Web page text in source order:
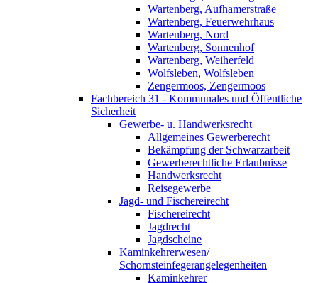
Wartenberg, Aufhamerstraße
Wartenberg, Feuerwehrhaus
Wartenberg, Nord
Wartenberg, Sonnenhof
Wartenberg, Weiherfeld
Wolfsleben, Wolfsleben
Zengermoos, Zengermoos
Fachbereich 31 - Kommunales und Öffentliche
Sicherheit
Gewerbe- u. Handwerksrecht
Allgemeines Gewerberecht
Bekämpfung der Schwarzarbeit
Gewerberechtliche Erlaubnisse
Handwerksrecht
Reisegewerbe
Jagd- und Fischereirecht
Fischereirecht
Jagdrecht
Jagdscheine
Kaminkehrerwesen/
Schornsteinfegerangelegenheiten
Kaminkehrer